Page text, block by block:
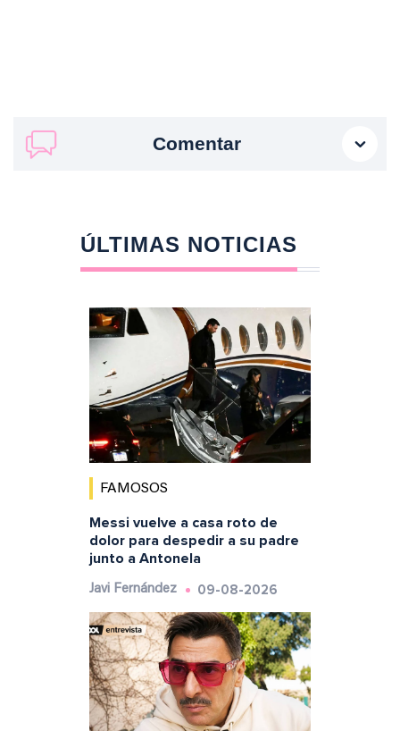
Comentar
ÚLTIMAS NOTICIAS
FAMOSOS
Messi vuelve a casa roto de
dolor para despedir a su padre
junto a Antonela
Javi Fernández 09-08-2026